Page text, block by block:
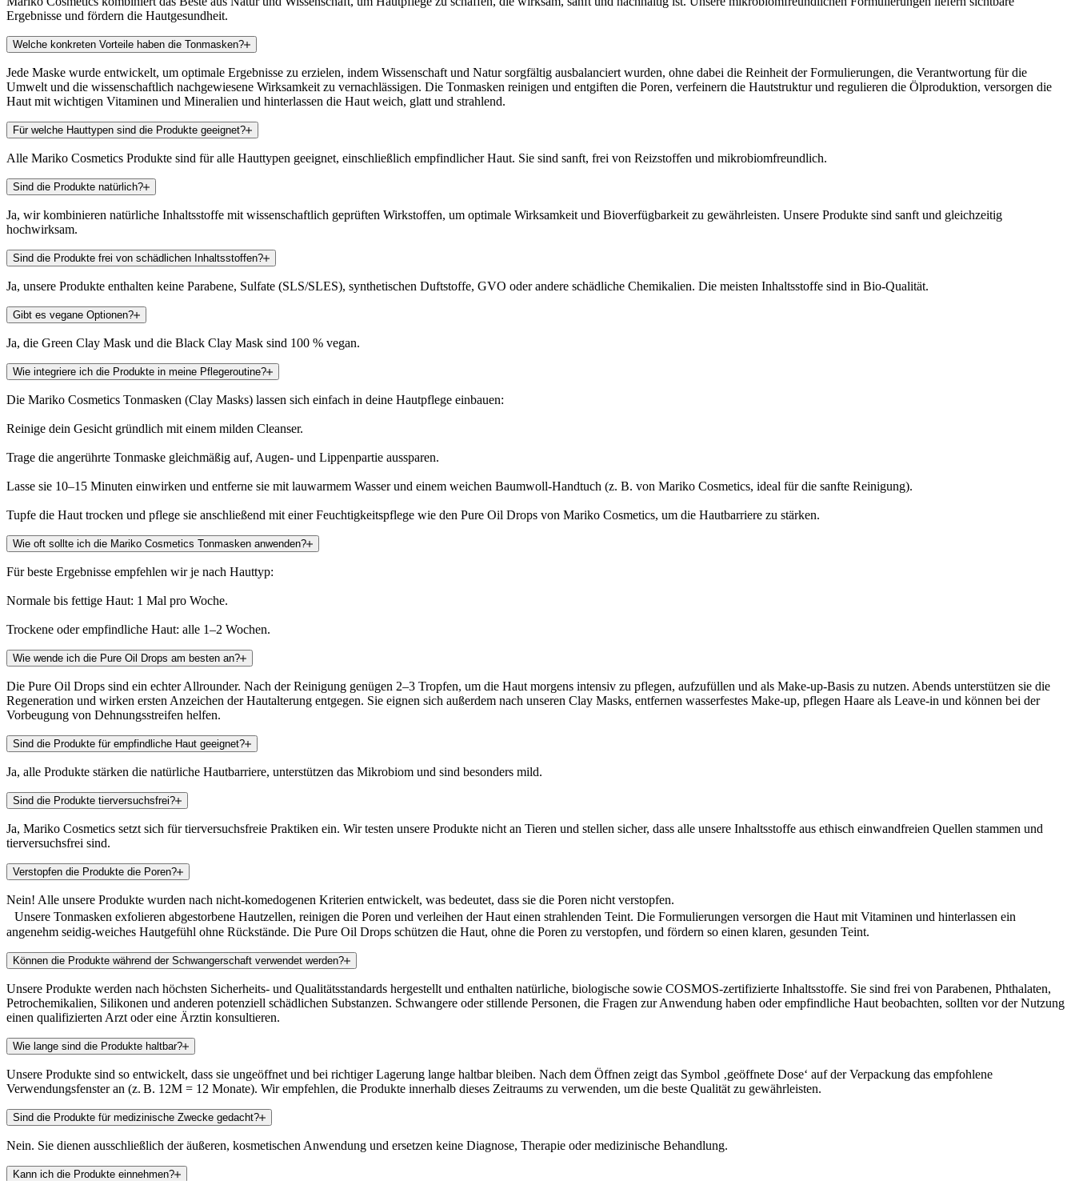
Ergebnisse und fördern die Hautgesundheit.
Welche konkreten Vorteile haben die Tonmasken?
Jede Maske wurde entwickelt, um optimale Ergebnisse zu erzielen, indem Wissenschaft und Natur sorgfältig ausbalanciert wurden, ohne dabei die Reinheit der Formulierungen, die Verantwortung für die
Umwelt und die wissenschaftlich nachgewiesene Wirksamkeit zu vernachlässigen. Die Tonmasken reinigen und entgiften die Poren, verfeinern die Hautstruktur und regulieren die Ölproduktion, versorgen die
Haut mit wichtigen Vitaminen und Mineralien und hinterlassen die Haut weich, glatt und strahlend.
Für welche Hauttypen sind die Produkte geeignet?
Alle Mariko Cosmetics Produkte sind für alle Hauttypen geeignet, einschließlich empfindlicher Haut. Sie sind sanft, frei von Reizstoffen und mikrobiomfreundlich.
Sind die Produkte natürlich?
Ja, wir kombinieren natürliche Inhaltsstoffe mit wissenschaftlich geprüften Wirkstoffen, um optimale Wirksamkeit und Bioverfügbarkeit zu gewährleisten. Unsere Produkte sind sanft und gleichzeitig
hochwirksam.
Sind die Produkte frei von schädlichen Inhaltsstoffen?
Ja, unsere Produkte enthalten keine Parabene, Sulfate (SLS/SLES), synthetischen Duftstoffe, GVO oder andere schädliche Chemikalien. Die meisten Inhaltsstoffe sind in Bio-Qualität.
Gibt es vegane Optionen?
Ja, die Green Clay Mask und die Black Clay Mask sind 100 % vegan.
Wie integriere ich die Produkte in meine Pflegeroutine?
Die Mariko Cosmetics Tonmasken (Clay Masks) lassen sich einfach in deine Hautpflege einbauen:
Reinige dein Gesicht gründlich mit einem milden Cleanser.
Trage die angerührte Tonmaske gleichmäßig auf, Augen- und Lippenpartie aussparen.
Lasse sie 10–15 Minuten einwirken und entferne sie mit lauwarmem Wasser und einem weichen Baumwoll-Handtuch (z. B. von Mariko Cosmetics, ideal für die sanfte Reinigung).
Tupfe die Haut trocken und pflege sie anschließend mit einer Feuchtigkeitspflege wie den Pure Oil Drops von Mariko Cosmetics, um die Hautbarriere zu stärken.
Wie oft sollte ich die Mariko Cosmetics Tonmasken anwenden?
Für beste Ergebnisse empfehlen wir je nach Hauttyp:
Normale bis fettige Haut: 1 Mal pro Woche.
Trockene oder empfindliche Haut: alle 1–2 Wochen.
Wie wende ich die Pure Oil Drops am besten an?
Die Pure Oil Drops sind ein echter Allrounder. Nach der Reinigung genügen 2–3 Tropfen, um die Haut morgens intensiv zu pflegen, aufzufüllen und als Make-up-Basis zu nutzen. Abends unterstützen sie die
Regeneration und wirken ersten Anzeichen der Hautalterung entgegen. Sie eignen sich außerdem nach unseren Clay Masks, entfernen wasserfestes Make-up, pflegen Haare als Leave-in und können bei der
Vorbeugung von Dehnungsstreifen helfen.
Sind die Produkte für empfindliche Haut geeignet?
Ja, alle Produkte stärken die natürliche Hautbarriere, unterstützen das Mikrobiom und sind besonders mild.
Sind die Produkte tierversuchsfrei?
Ja, Mariko Cosmetics setzt sich für tierversuchsfreie Praktiken ein. Wir testen unsere Produkte nicht an Tieren und stellen sicher, dass alle unsere Inhaltsstoffe aus ethisch einwandfreien Quellen stammen und
tierversuchsfrei sind.
Verstopfen die Produkte die Poren?
Nein! Alle unsere Produkte wurden nach nicht-komedogenen Kriterien entwickelt, was bedeutet, dass sie die Poren nicht verstopfen.
Unsere Tonmasken exfolieren abgestorbene Hautzellen, reinigen die Poren und verleihen der Haut einen strahlenden Teint. Die Formulierungen versorgen die Haut mit Vitaminen und hinterlassen ein
angenehm seidig-weiches Hautgefühl ohne Rückstände. Die Pure Oil Drops schützen die Haut, ohne die Poren zu verstopfen, und fördern so einen klaren, gesunden Teint.
Können die Produkte während der Schwangerschaft verwendet werden?
Unsere Produkte werden nach höchsten Sicherheits- und Qualitätsstandards hergestellt und enthalten natürliche, biologische sowie COSMOS-zertifizierte Inhaltsstoffe. Sie sind frei von Parabenen, Phthalaten,
Petrochemikalien, Silikonen und anderen potenziell schädlichen Substanzen. Schwangere oder stillende Personen, die Fragen zur Anwendung haben oder empfindliche Haut beobachten, sollten vor der Nutzung
einen qualifizierten Arzt oder eine Ärztin konsultieren.
Wie lange sind die Produkte haltbar?
Unsere Produkte sind so entwickelt, dass sie ungeöffnet und bei richtiger Lagerung lange haltbar bleiben. Nach dem Öffnen zeigt das Symbol ‚geöffnete Dose‘ auf der Verpackung das empfohlene
Verwendungsfenster an (z. B. 12M = 12 Monate). Wir empfehlen, die Produkte innerhalb dieses Zeitraums zu verwenden, um die beste Qualität zu gewährleisten.
Sind die Produkte für medizinische Zwecke gedacht?
Nein. Sie dienen ausschließlich der äußeren, kosmetischen Anwendung und ersetzen keine Diagnose, Therapie oder medizinische Behandlung.
Kann ich die Produkte einnehmen?